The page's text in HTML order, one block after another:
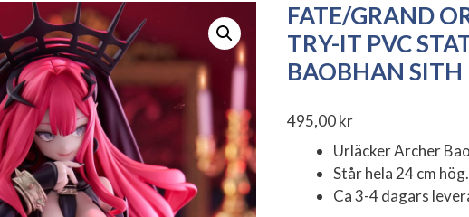
FATE/GRAND
TRY-IT PVC
BAOBHAN SITH
495,00kr
Urläcker Archer
Står hela 24 cm hög.
Ca 3-4 dagars